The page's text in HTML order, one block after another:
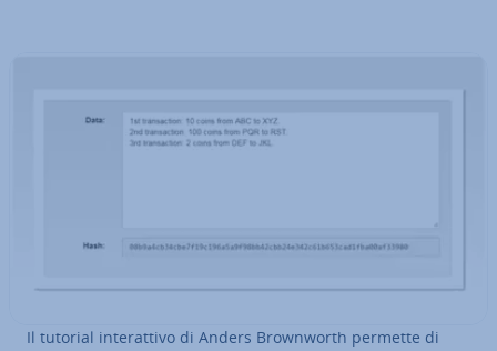
Il tutorial in­te­rat­ti­vo di Anders Bro­w­n­worth permette di